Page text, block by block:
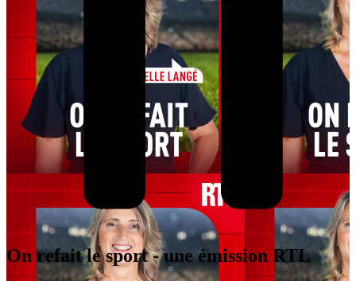
On refait le sport - une émission RTL